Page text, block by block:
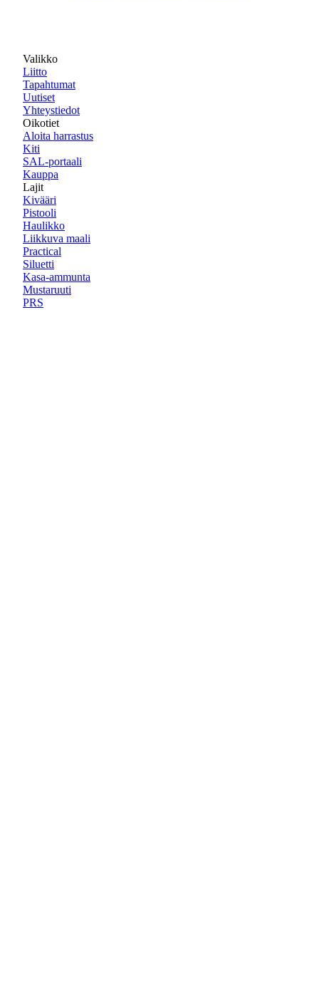
Valikko
Liitto
Tapahtumat
Uutiset
Yhteystiedot
Oikotiet
Aloita harrastus
Kiti
SAL-portaali
Kauppa
Lajit
Kivääri
Pistooli
Haulikko
Liikkuva maali
Practical
Siluetti
Kasa-ammunta
Mustaruuti
PRS